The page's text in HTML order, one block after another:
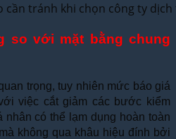
cần tránh khi chọn công ty dịch
so với mặt bằng chung
trọng, tuy nhiên mức báo giá
việc cắt giảm các bước kiểm
có thể lạm dụng hoàn toàn
không qua khâu hiệu đính bởi